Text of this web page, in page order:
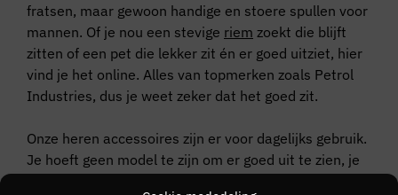
fratsen, maar gewoon handige en stoere spullen voor
mannen. Of je nou een stevige riem zoekt die blijft
zitten of een pet die lekker zit én er goed uitziet, hier
vind je het online. Alles van topmerken zoals Petrol
Industries, dus je weet zeker dat het goed zit.
Onze heren accessoires zijn er voor dagelijks gebruik.
Je hoeft geen model te zijn om er goed uit te zien, je